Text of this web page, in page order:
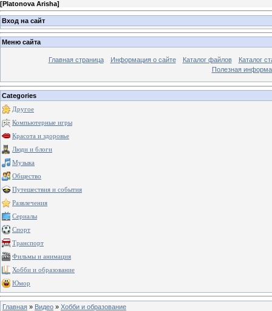
[Platonova Arisha]
Вход на сайт
Меню сайта
Главная страница Информация о сайте Каталог файлов
Каталог
Полезная
Categories
Другое
Компьютерные игры
Красота и здоровье
Люди и блоги
Музыка
Общество
Путешествия и события
Развлечения
Сериалы
Спорт
Транспорт
Фильмы и анимация
Хобби и образование
Юмор
Главная » Видео » Хобби и образование